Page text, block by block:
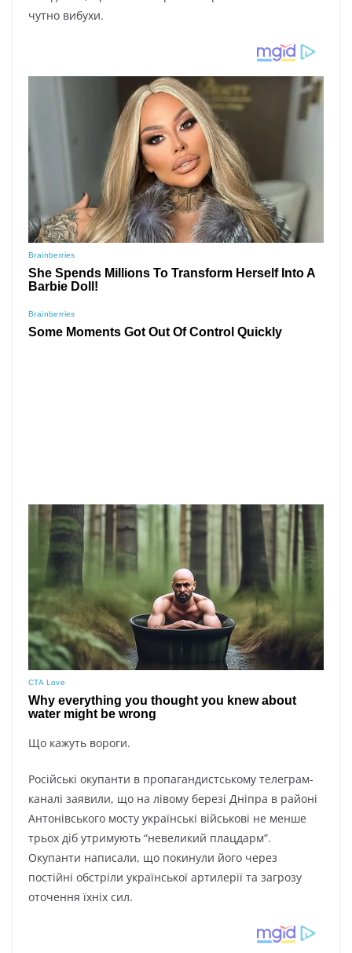
чутно вибухи.
Що кажуть вороги.
Російські окупанти в пропагандистському телеграм-
каналі заявили, що на лівому березі Дніпра в районі
Антонівського мосту українські військові не менше
трьох діб утримують “невеликий плацдарм”.
Окупанти написали, що покинули його через
постійні обстріли української артилерії та загрозу
оточення їхніх сил.